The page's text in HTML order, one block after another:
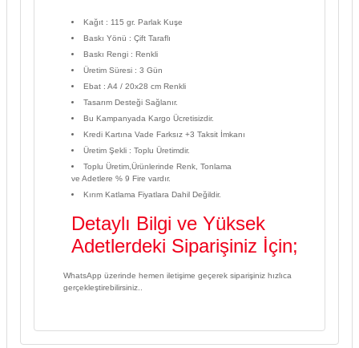
Kağıt : 115 gr. Parlak Kuşe
Baskı Yönü : Çift Taraflı
Baskı Rengi : Renkli
Üretim Süresi : 3 Gün
Ebat : A4 / 20x28 cm Renkli
Tasarım Desteği Sağlanır.
Bu Kampanyada Kargo Ücretisizdir.
Kredi Kartına Vade Farksız +3 Taksit İmkanı
Üretim Şekli : Toplu Üretimdir.
Toplu Üretim,Ürünlerinde Renk, Tonlama
ve Adetlere % 9 Fire vardır.
Kırım Katlama Fiyatlara Dahil Değildir.
Detaylı Bilgi ve Yüksek
Adetlerdeki Siparişiniz İçin;
WhatsApp üzerinde hemen iletişime geçerek siparişiniz hızlıca
gerçekleştirebilirsiniz..